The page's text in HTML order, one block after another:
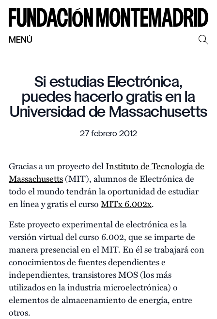
MENÚ
Si estudias Electrónica,
puedes hacerlo gratis en la
Universidad de Massachusetts
27 febrero 2012
Gracias a un proyecto delInstituto de Tecnología de
Massachusetts(MIT), alumnos de Electrónica de
todo el mundo tendrán la oportunidad de estudiar
en línea y gratis el cursoMITx 6.002x.
Este proyecto experimental de electrónica es la
versión virtual del curso 6.002, que se imparte de
manera presencial en el MIT. En él se trabajará con
conocimientos de fuentes dependientes e
independientes, transistores MOS (los más
utilizados en la industria microelectrónica) o
elementos de almacenamiento de energía, entre
otros.